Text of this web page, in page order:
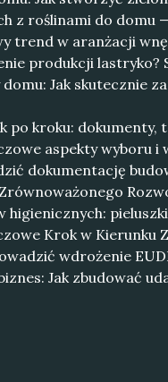
z roślinami do domu
trend w aranżacji
produkcji lastryko?
Jak skutecznie
po kroku: dokumenty,
aspekty wyboru i
dokumentację
higienicznych:
Krok w
wdrożenie
Jak zbudować